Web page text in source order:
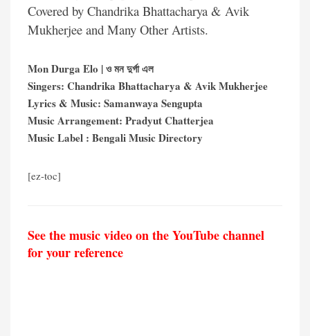
Covered by Chandrika Bhattacharya & Avik
Mukherjee and Many Other Artists.
Mon Durga Elo | ও মন দুর্গা এল
Singers: Chandrika Bhattacharya & Avik Mukherjee
Lyrics & Music: Samanwaya Sengupta
Music Arrangement: Pradyut Chatterjea
Music Label : Bengali Music Directory
[ez-toc]
See the music video on the YouTube channel
for your reference